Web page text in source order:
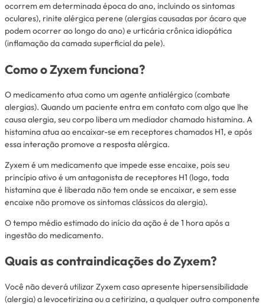
ocorrem em determinada época do ano, incluindo os sintomas
oculares), rinite alérgica perene (alergias causadas por ácaro que
podem ocorrer ao longo do ano) e urticária crônica idiopática
(inflamação da camada superficial da pele).
Como o Zyxem funciona?
O medicamento atua como um agente antialérgico (combate
alergias). Quando um paciente entra em contato com algo que lhe
causa alergia, seu corpo libera um mediador chamado histamina. A
histamina atua ao encaixar-se em receptores chamados H1, e após
essa interação promove a resposta alérgica.
Zyxem é um medicamento que impede esse encaixe, pois seu
princípio ativo é um antagonista de receptores H1 (logo, toda
histamina que é liberada não tem onde se encaixar, e sem esse
encaixe não promove os sintomas clássicos da alergia).
O tempo médio estimado do início da ação é de 1 hora após a
ingestão do medicamento.
Quais as contraindicações do Zyxem?
Você não deverá utilizar Zyxem caso apresente hipersensibilidade
(alergia) a levocetirizina ou a cetirizina, a qualquer outro componente